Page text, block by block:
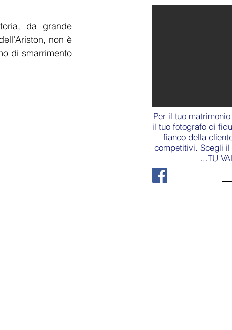
da grande
non è
di smarrimento
Per il tuo
il tuo fotografo di
fianco della
competitivi. Scegli
...TU